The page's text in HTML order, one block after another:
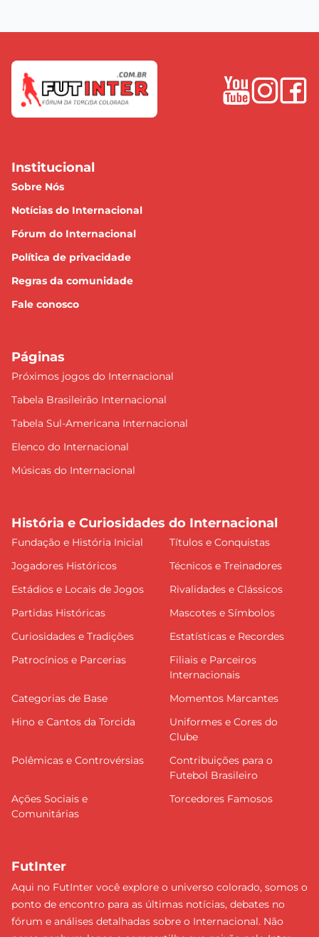
Institucional
Sobre Nós
Notícias do Internacional
Fórum do Internacional
Política de privacidade
Regras da comunidade
Fale conosco
Páginas
Próximos jogos do Internacional
Tabela Brasileirão Internacional
Tabela Sul-Americana Internacional
Elenco do Internacional
Músicas do Internacional
História e Curiosidades do Internacional
Fundação e História Inicial
Títulos e Conquistas
Jogadores Históricos
Técnicos e Treinadores
Estádios e Locais de Jogos
Rivalidades e Clássicos
Partidas Históricas
Mascotes e Símbolos
Curiosidades e Tradições
Estatísticas e Recordes
Patrocínios e Parcerias
Filiais e Parceiros
Internacionais
Categorias de Base
Momentos Marcantes
Hino e Cantos da Torcida
Uniformes e Cores do
Clube
Polêmicas e Controvérsias
Contribuições para o
Futebol Brasileiro
Ações Sociais e
Comunitárias
Torcedores Famosos
FutInter
Aqui no FutInter você explore o universo colorado, somos o
ponto de encontro para as últimas notícias, debates no
fórum e análises detalhadas sobre o Internacional. Não